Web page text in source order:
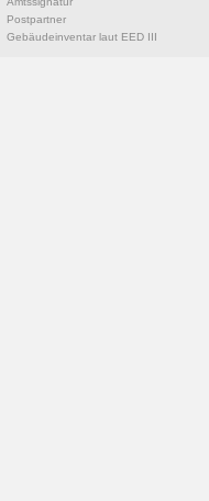
Postpartner
Gebäudeinventar laut EED III